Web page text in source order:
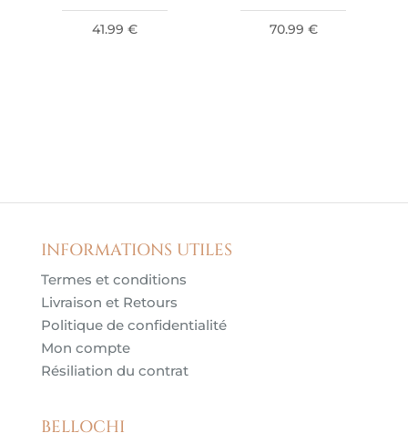
41.99 € 70.99 €
INFORMATIONS UTILES
Termes et conditions
Livraison et Retours
Politique de confidentialité
Mon compte
Résiliation du contrat
BELLOCHI